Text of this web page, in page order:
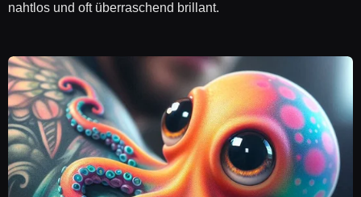
nahtlos und oft überraschend brillant.